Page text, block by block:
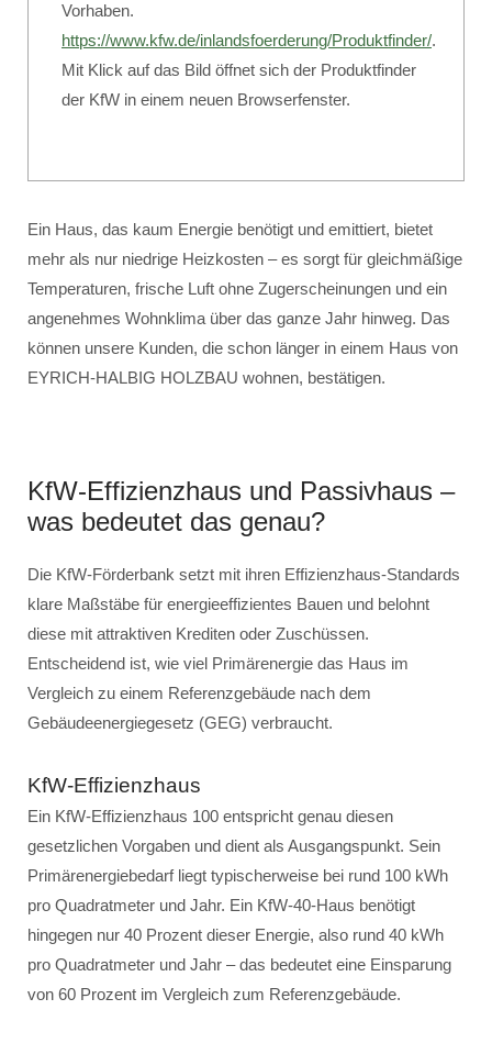
Vorhaben.
https://www.kfw.de/inlandsfoerderung/Produktfinder/.
Mit Klick auf das Bild öffnet sich der Produktfinder
der KfW in einem neuen Browserfenster.
Ein Haus, das kaum Energie benötigt und emittiert, bietet
mehr als nur niedrige Heizkosten – es sorgt für gleichmäßige
Temperaturen, frische Luft ohne Zugerscheinungen und ein
angenehmes Wohnklima über das ganze Jahr hinweg. Das
können unsere Kunden, die schon länger in einem Haus von
EYRICH-HALBIG HOLZBAU wohnen, bestätigen.
KfW-Effizienzhaus und Passivhaus –
was bedeutet das genau?
Die KfW-Förderbank setzt mit ihren Effizienzhaus-Standards
klare Maßstäbe für energieeffizientes Bauen und belohnt
diese mit attraktiven Krediten oder Zuschüssen.
Entscheidend ist, wie viel Primärenergie das Haus im
Vergleich zu einem Referenzgebäude nach dem
Gebäudeenergiegesetz (GEG) verbraucht.
KfW-Effizienzhaus
Ein KfW-Effizienzhaus 100 entspricht genau diesen
gesetzlichen Vorgaben und dient als Ausgangspunkt. Sein
Primärenergiebedarf liegt typischerweise bei rund 100 kWh
pro Quadratmeter und Jahr. Ein KfW-40-Haus benötigt
hingegen nur 40 Prozent dieser Energie, also rund 40 kWh
pro Quadratmeter und Jahr – das bedeutet eine Einsparung
von 60 Prozent im Vergleich zum Referenzgebäude.